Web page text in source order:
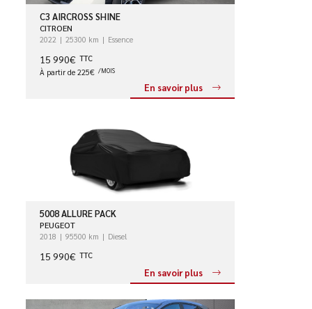
C3 AIRCROSS SHINE
CITROEN
2022 25300 km Essence
15 990€ TTC
À partir de 225€ /MOIS
En savoir plus
5008 ALLURE PACK
PEUGEOT
2018 95500 km Diesel
15 990€ TTC
En savoir plus